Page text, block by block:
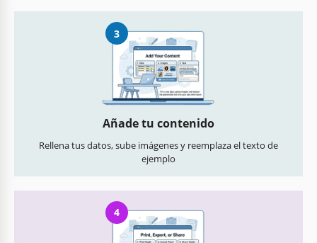
3
Añade tu contenido
Rellena tus datos, sube imágenes y reemplaza el texto de
ejemplo
4